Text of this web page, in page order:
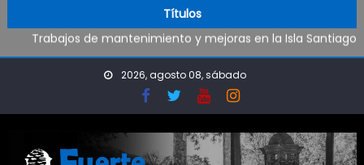
Títulos
Trabajos de mantenimiento y mejoras en la Isla Santiago
Pueblo Nuevo suma boxeo y artes marciales
Al fin Defensores pudo reencontrarse con el triunfo
2026, agosto 08, sábado